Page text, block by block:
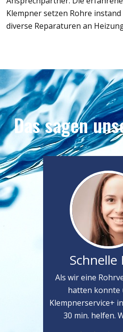
Klempner setzen Rohre
diverse Reparaturen an
Das sagen
Schnelle
Als wir eine
hatten konnte
Klempnerservice+
30 min. helfen.